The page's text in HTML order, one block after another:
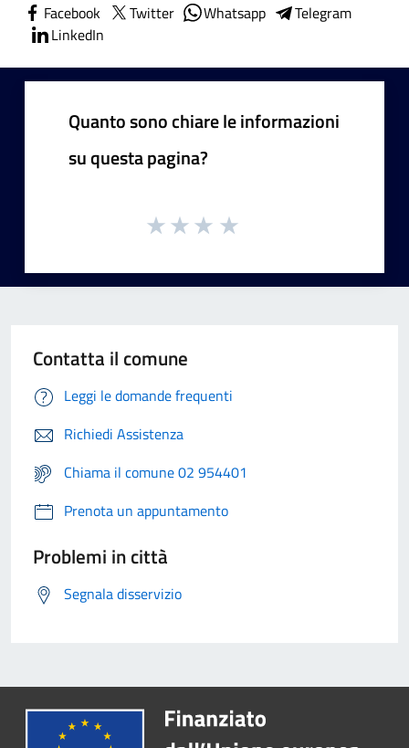
Facebook Twitter Whatsapp
Telegram
LinkedIn
Quanto sono chiare le informazioni
su questa pagina?
Contatta il comune
Leggi le domande frequenti
Richiedi Assistenza
Chiama il comune 02 954401
Prenota un appuntamento
Problemi in città
Segnala disservizio